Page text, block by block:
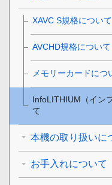
XAVC S規格について
AVCHD規格について
メモリーカードにつ
InfoLITHIUM（イン
て
本機の取り扱いに
お手入れについて